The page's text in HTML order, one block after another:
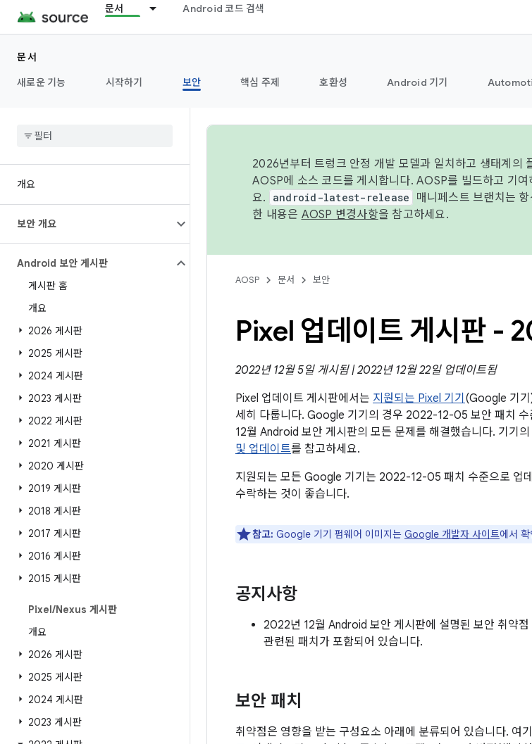
문서 Android 코드 검색
문서
새로운 기능
시작하기 보안 핵심 주제 호환성 Android 기기
개요
보안 개요
Android 보안 게시판
게시판 홈
개요
2026 게시판
2025 게시판
2024 게시판
2023 게시판
2022 게시판
2021 게시판
2020 게시판
2019 게시판
2018 게시판
2017 게시판
2016 게시판
2015 게시판
Pixel/Nexus 게시판
개요
2026 게시판
2025 게시판
2024 게시판
2023 게시판
2026년부터 트렁크 안정 개발 모델과 일치하고 생태계의
AOSP에 소스 코드를 게시합니다. AOSP를 빌드하고 기여
요.
android-latest-release
매니페스트 브랜치는
한 내용은 AOSP 변경사항을 참고하세요.
AOSP 문서 보안
Pixel 업데이트 게시판 -
2022년 12월 5일 게시됨 | 2022년 12월 22일 업데이트됨
Pixel 업데이트 게시판에서는 지원되는 Pixel 기기 (Google 기기
세히 다룹니다. Google 기기의 경우 2022-12-05 보안 패치
12월 Android 보안 게시판의 모든 문제를 해결했습니다. 기기
및 업데이트를 참고하세요.
지원되는 모든 Google 기기는 2022-12-05 패치 수준으로 업
수락하는 것이 좋습니다.
참고: Google 기기 펌웨어 이미지는 Google 개발자 사이트에서
공지사항
2022년 12월 Android 보안 게시판에 설명된 보안 취약
관련된 패치가 포함되어 있습니다.
보안 패치
취약점은 영향을 받는 구성요소 아래에 분류되어 있습니다. 여